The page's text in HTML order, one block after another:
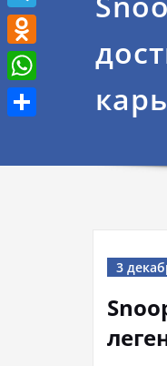
3
Telegram
Odnoklassniki
WhatsApp